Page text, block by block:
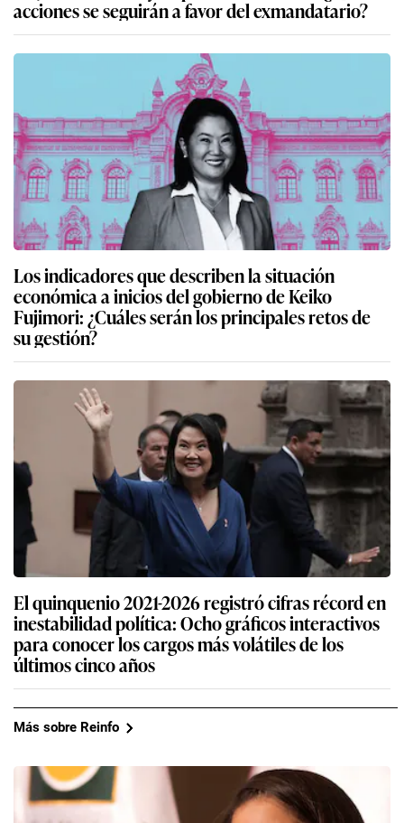
acciones se seguirán a favor del exmandatario?
Los indicadores que describen la situación
económica a inicios del gobierno de Keiko
Fujimori: ¿Cuáles serán los principales retos de
su gestión?
El quinquenio 2021-2026 registró cifras récord en
inestabilidad política: Ocho gráficos interactivos
para conocer los cargos más volátiles de los
últimos cinco años
Más sobre Reinfo